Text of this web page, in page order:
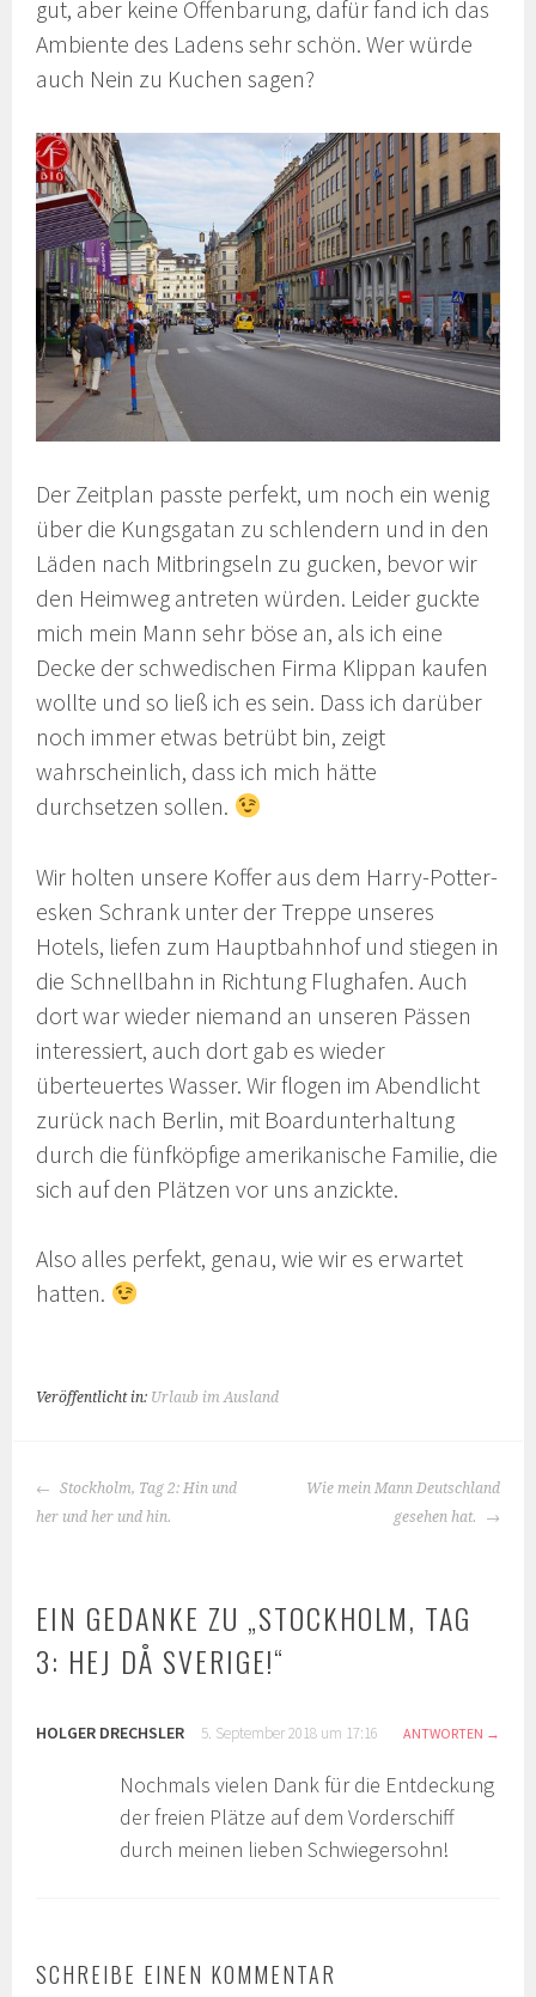
gut, aber keine Offenbarung, dafür fand ich das
Ambiente des Ladens sehr schön. Wer würde
auch Nein zu Kuchen sagen?
Der Zeitplan passte perfekt, um noch ein wenig
über die Kungsgatan zu schlendern und in den
Läden nach Mitbringseln zu gucken, bevor wir
den Heimweg antreten würden. Leider guckte
mich mein Mann sehr böse an, als ich eine
Decke der schwedischen Firma Klippan kaufen
wollte und so ließ ich es sein. Dass ich darüber
noch immer etwas betrübt bin, zeigt
wahrscheinlich, dass ich mich hätte
durchsetzen sollen.
Wir holten unsere Koffer aus dem Harry-Potter-
esken Schrank unter der Treppe unseres
Hotels, liefen zum Hauptbahnhof und stiegen in
die Schnellbahn in Richtung Flughafen. Auch
dort war wieder niemand an unseren Pässen
interessiert, auch dort gab es wieder
überteuertes Wasser. Wir flogen im Abendlicht
zurück nach Berlin, mit Boardunterhaltung
durch die fünfköpfige amerikanische Familie, die
sich auf den Plätzen vor uns anzickte.
Also alles perfekt, genau, wie wir es erwartet
hatten.
Veröffentlicht in: Urlaub im Ausland
BEITRAGS-
NAVIGATION
Stockholm, Tag 2: Hin und
her und her und hin.
Wie mein Mann Deutschland
gesehen hat.
EIN GEDANKE ZU „STOCKHOLM, TAG
3: HEJ DÅ SVERIGE!“
HOLGER DRECHSLER 5. September 2018 um 17:16 ANTWORTEN
Nochmals vielen Dank für die Entdeckung
der freien Plätze auf dem Vorderschiff
durch meinen lieben Schwiegersohn!
SCHREIBE EINEN KOMMENTAR